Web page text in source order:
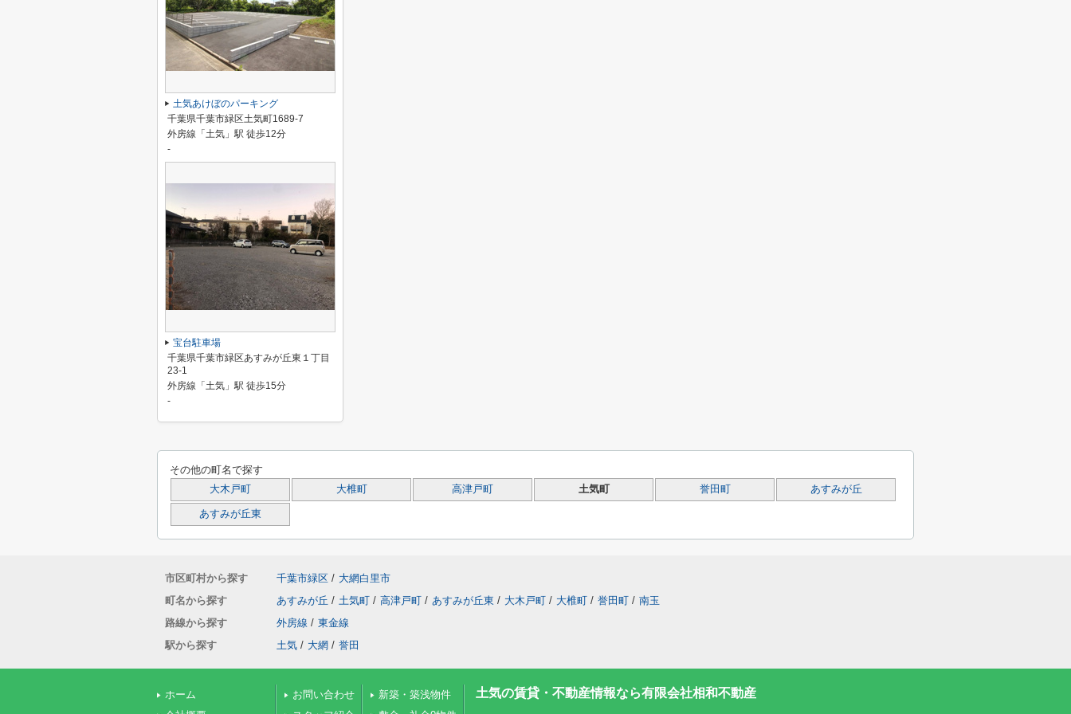
土気あけぼのパーキング
千葉県千葉市緑区土気町1689-7
外房線「土気」駅 徒歩12分
-
宝台駐車場
千葉県千葉市緑区あすみが丘東１丁目
23-1
外房線「土気」駅 徒歩15分
-
その他の町名で探す
大木戸町 大椎町 高津戸町 土気町 誉田町 あすみが丘
あすみが丘東
市区町村から探す 千葉市緑区 / 大網白里市
町名から探す
あすみが丘 / 土気町 / 高津戸町 / あすみが丘東 / 大木戸町 / 大椎町 / 誉田町 / 南玉
路線から探す
外房線 / 東金線
駅から探す
土気 / 大網 / 誉田
ホーム
お問い合わせ
新築・築浅物件
土気の賃貸・不動産情報なら有限会社相和不動産